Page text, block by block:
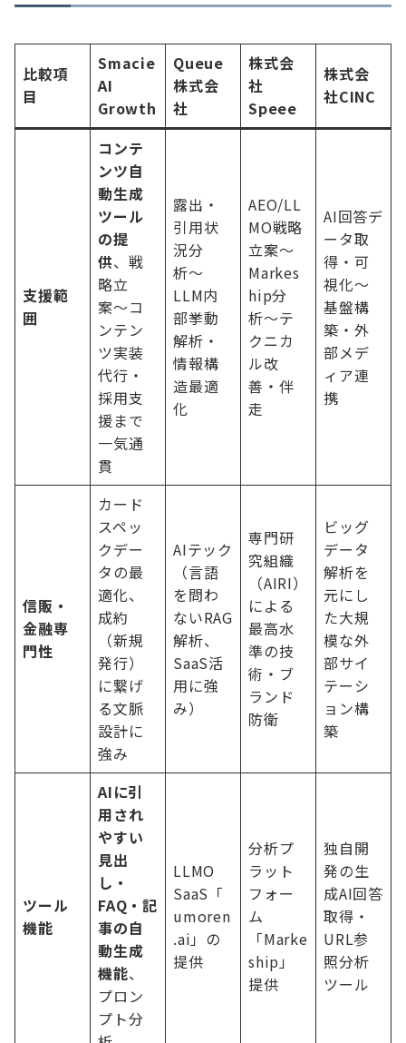
比較項
目
Smacie
AI
Growth
Queue
株式会
社
株式会
社
Speee
株式会
社CINC
支援範
囲
コンテ
ンツ自
動生成
ツール
の提
供、戦
略立
案〜コ
ンテン
ツ実装
代行・
採用支
援まで
一気通
貫
露出・
引用状
況分
析〜
LLM内
部挙動
解析・
情報構
造最適
化
AEO/LL
MO戦略
立案〜
Markes
hip分
析〜テ
クニカ
ル改
善・伴
走
AI回答デ
ータ取
得・可
視化〜
基盤構
築・外
部メデ
ィア連
携
信販・
金融専
門性
カード
スペッ
クデー
タの最
適化、
成約
（新規
発行）
に繋げ
る文脈
設計に
強み
AIテック
（言語
を問わ
ないRAG
解析、
SaaS活
用に強
み）
専門研
究組織
（AIRI）
による
最高水
準の技
術・ブ
ランド
防衛
ビッグ
データ
解析を
元にし
た大規
模な外
部サイ
テーシ
ョン構
築
ツール
機能
AIに引
用され
やすい
見出
し・
FAQ・記
事の自
動生成
機能、
プロン
プト分
LLMO
SaaS「
umoren
.ai」の
提供
分析プ
ラット
フォー
ム
「Marke
ship」
提供
独自開
発の生
成AI回答
取得・
URL参
照分析
ツール